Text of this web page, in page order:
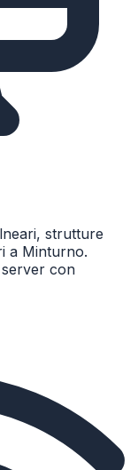
strutture
a Minturno.
con